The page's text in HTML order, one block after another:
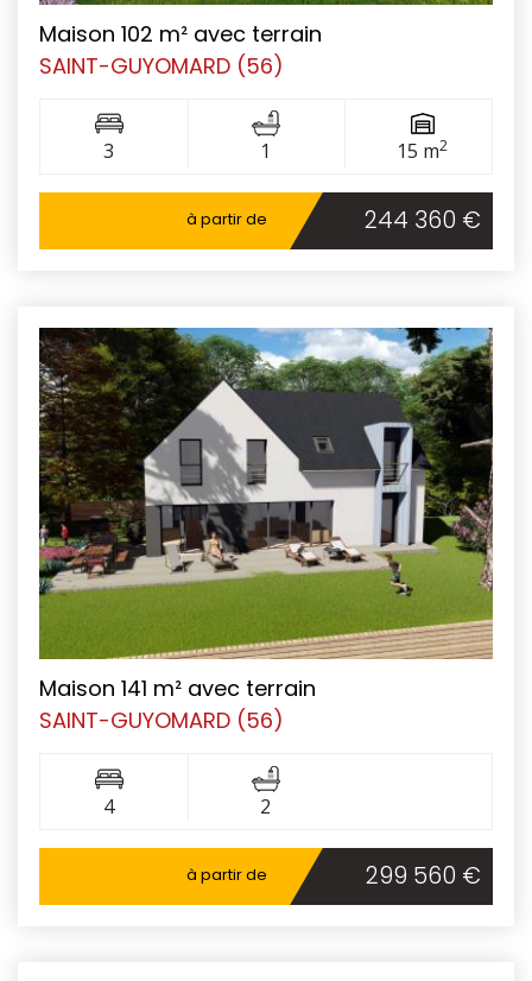
Maison 102 m² avec terrain
SAINT-GUYOMARD (56)
3 1 15 m2
à partir de 244 360 €
Maison 141 m² avec terrain
SAINT-GUYOMARD (56)
4 2
à partir de 299 560 €